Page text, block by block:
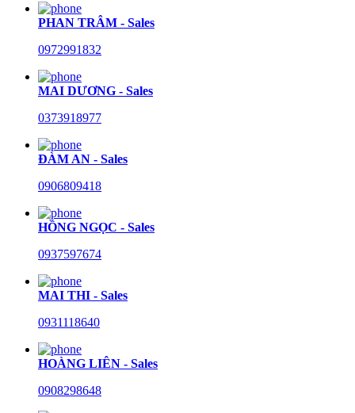
PHAN TRÂM - Sales
0972991832
MAI DƯƠNG - Sales
0373918977
ĐÀM AN - Sales
0906809418
HỒNG NGỌC - Sales
0937597674
MAI THI - Sales
0931118640
HOÀNG LIÊN - Sales
0908298648